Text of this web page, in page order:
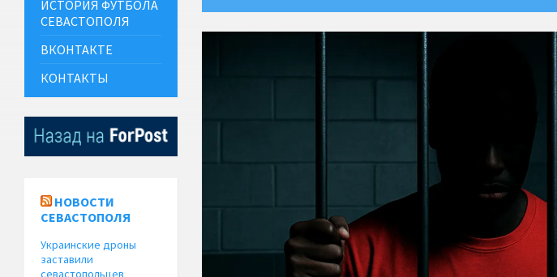
ИСТОРИЯ ФУТБОЛА
СЕВАСТОПОЛЯ
ВКОНТАКТЕ
КОНТАКТЫ
НОВОСТИ
СЕВАСТОПОЛЯ
Украинские дроны
заставили